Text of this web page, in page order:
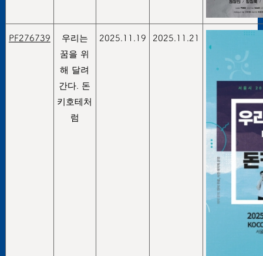
PF276739
우리는
꿈을 위
해 달려
간다. 돈
키호테처
럼
2025.11.19 2025.11.21